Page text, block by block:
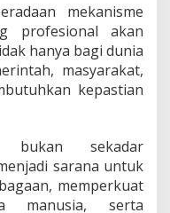
mekanisme
profesional akan
hanya bagi dunia
masyarakat,
kepastian
bukan sekadar
sarana untuk
memperkuat
manusia, serta